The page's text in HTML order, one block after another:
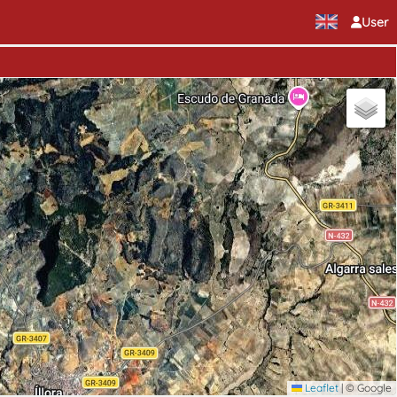
User
Leaflet | © Google